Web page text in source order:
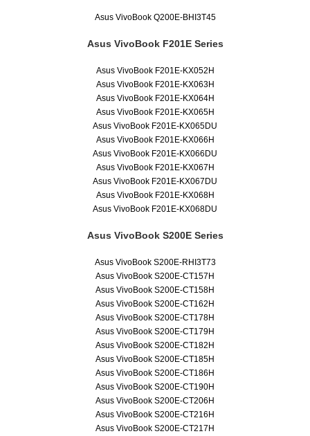
Asus VivoBook Q200E-BHI3T45
Asus VivoBook F201E Series
Asus VivoBook F201E-KX052H
Asus VivoBook F201E-KX063H
Asus VivoBook F201E-KX064H
Asus VivoBook F201E-KX065H
Asus VivoBook F201E-KX065DU
Asus VivoBook F201E-KX066H
Asus VivoBook F201E-KX066DU
Asus VivoBook F201E-KX067H
Asus VivoBook F201E-KX067DU
Asus VivoBook F201E-KX068H
Asus VivoBook F201E-KX068DU
Asus VivoBook S200E Series
Asus VivoBook S200E-RHI3T73
Asus VivoBook S200E-CT157H
Asus VivoBook S200E-CT158H
Asus VivoBook S200E-CT162H
Asus VivoBook S200E-CT178H
Asus VivoBook S200E-CT179H
Asus VivoBook S200E-CT182H
Asus VivoBook S200E-CT185H
Asus VivoBook S200E-CT186H
Asus VivoBook S200E-CT190H
Asus VivoBook S200E-CT206H
Asus VivoBook S200E-CT216H
Asus VivoBook S200E-CT217H